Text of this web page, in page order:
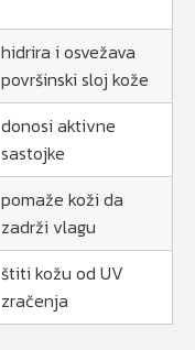
hidrira i osvežava
površinski sloj kože
donosi aktivne
sastojke
pomaže koži da
zadrži vlagu
štiti kožu od UV
zračenja